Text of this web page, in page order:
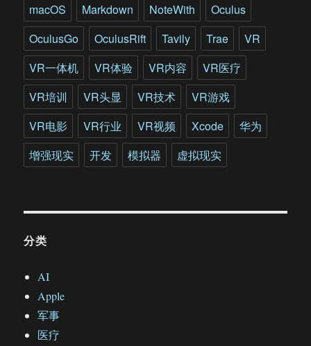
实
macOS
Markdown NoteWith
Oculus
OculusGo
OculusRift Tavily Trae
VR
VR一体机
VR体验 VR内容
VR医疗
VR培训
VR头显 VR技术
VR游戏
VR电影
VR行业 VR视频 Xcode
华为
增强现实
开发 模拟器 虚拟现实
分类
AI
Apple
军事
医疗